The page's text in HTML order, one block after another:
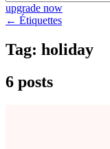
upgrade now
← Étiquettes
Tag: holiday
6 posts